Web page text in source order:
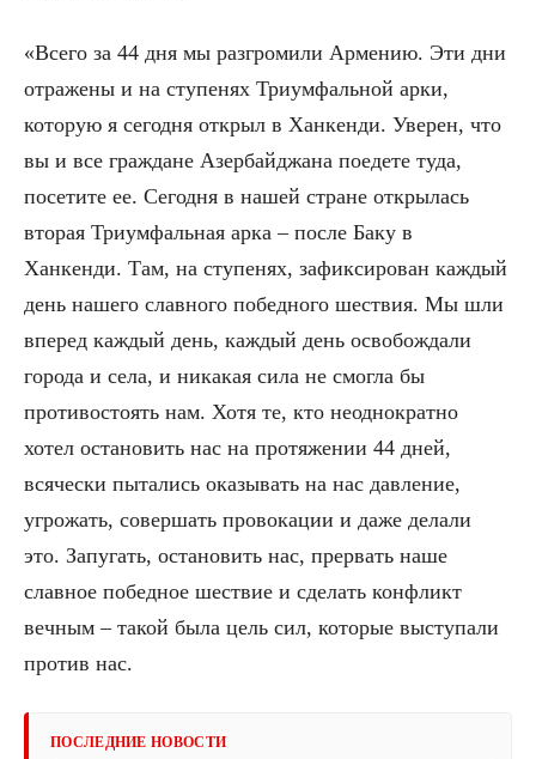
«Всего за 44 дня мы разгромили Армению. Эти дни
отражены и на ступенях Триумфальной арки,
которую я сегодня открыл в Ханкенди. Уверен, что
вы и все граждане Азербайджана поедете туда,
посетите ее. Сегодня в нашей стране открылась
вторая Триумфальная арка – после Баку в
Ханкенди. Там, на ступенях, зафиксирован каждый
день нашего славного победного шествия. Мы шли
вперед каждый день, каждый день освобождали
города и села, и никакая сила не смогла бы
противостоять нам. Хотя те, кто неоднократно
хотел остановить нас на протяжении 44 дней,
всячески пытались оказывать на нас давление,
угрожать, совершать провокации и даже делали
это. Запугать, остановить нас, прервать наше
славное победное шествие и сделать конфликт
вечным – такой была цель сил, которые выступали
против нас.
ПОСЛЕДНИЕ НОВОСТИ